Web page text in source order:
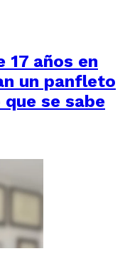
17 años en
un panfleto
se sabe